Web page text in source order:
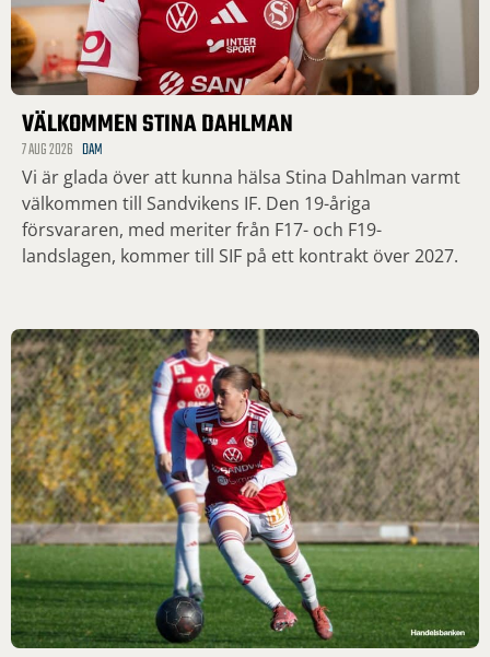
VÄLKOMMEN STINA DAHLMAN
7 AUG 2026 DAM
Vi är glada över att kunna hälsa Stina Dahlman varmt
välkommen till Sandvikens IF. Den 19-åriga
försvararen, med meriter från F17- och F19-
landslagen, kommer till SIF på ett kontrakt över 2027.